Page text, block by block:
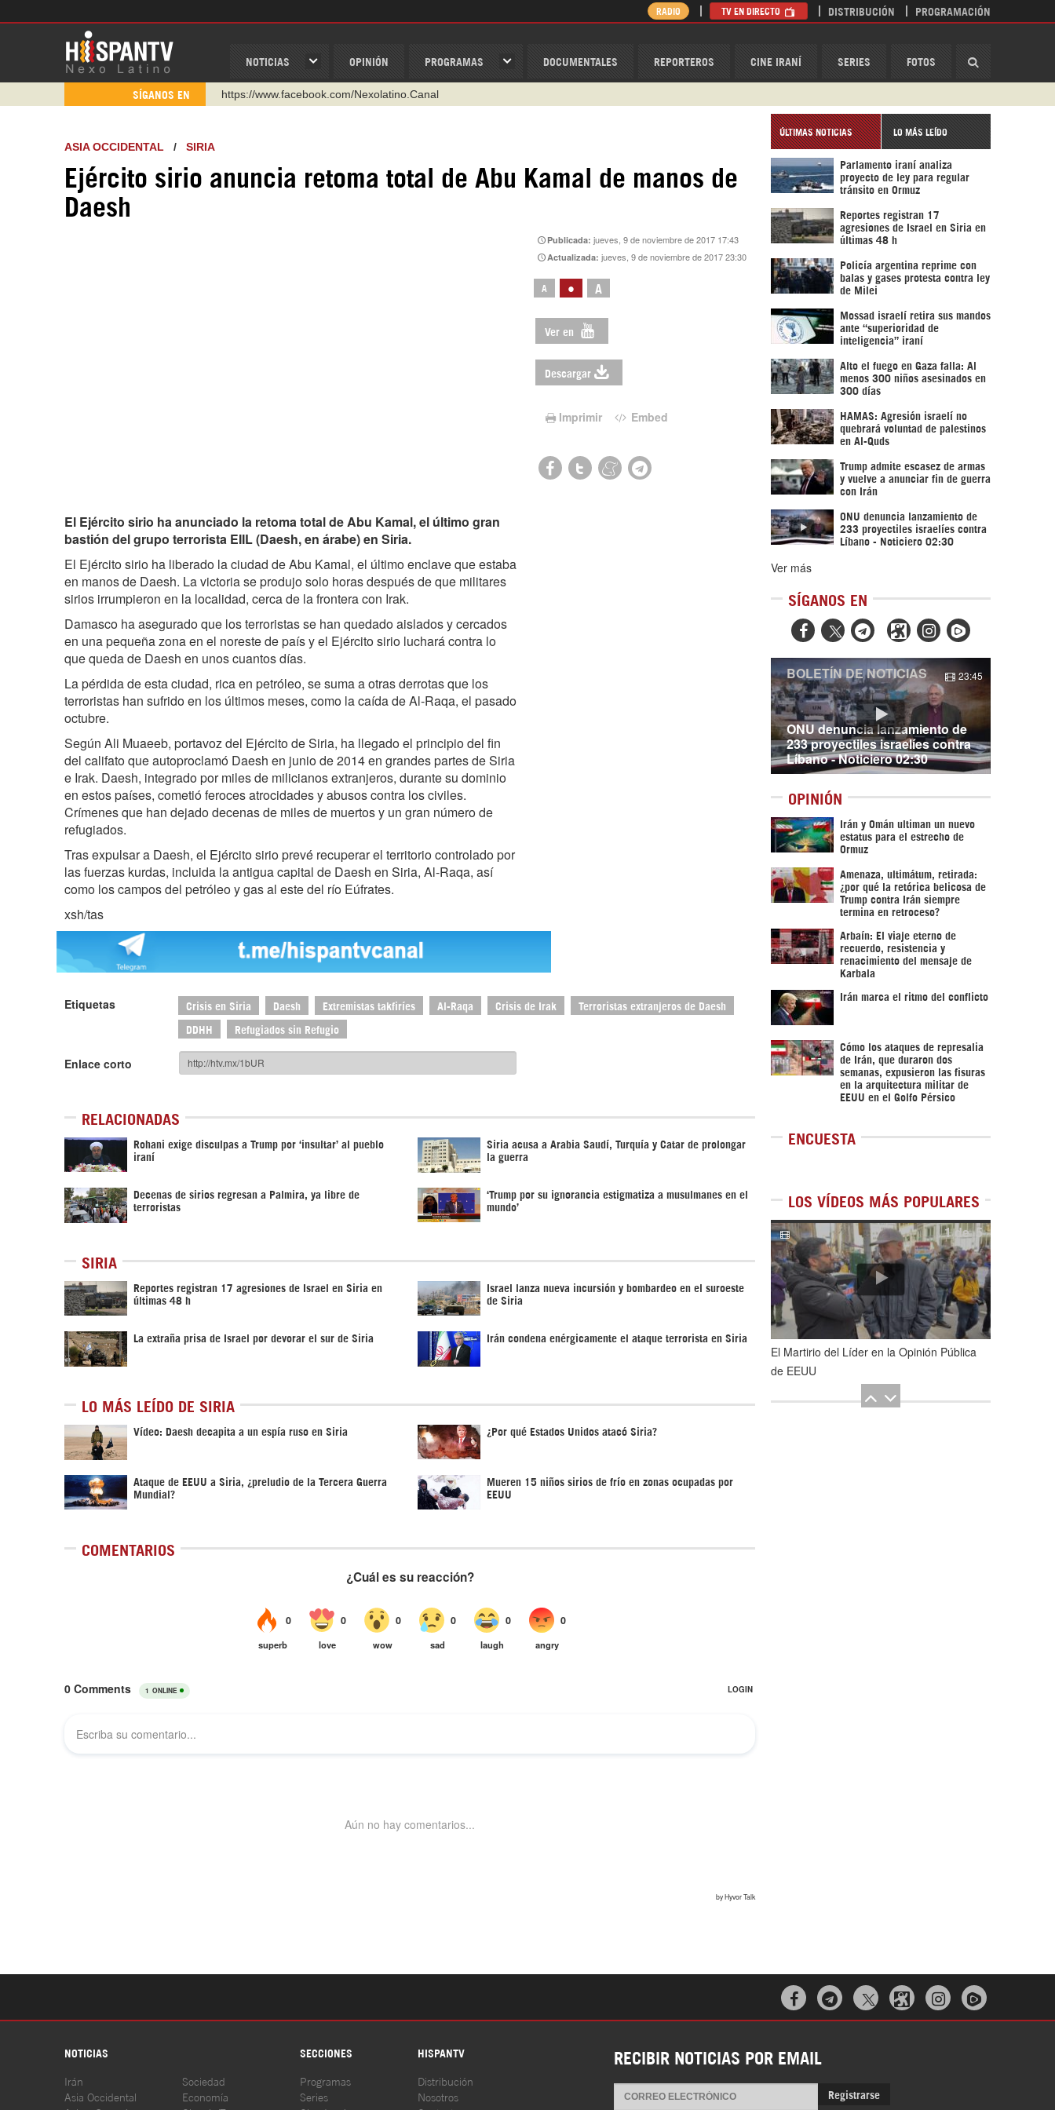
NOTICIAS OPINIÓN PROGRAMAS DOCUMENTALES REPORTEROS CINE IRANÍ SERIES FOTOS
RADIO TV EN DIRECTO DISTRIBUCIÓN PROGRAMACIÓN
SÍGANOS EN
https://www.facebook.com/Nexolatino.Canal
https://t.me/hispantvcanal
https://urmedium.com/c/hispantv
ASIA OCCIDENTAL / SIRIA
Ejército sirio anuncia retoma total de Abu Kamal de manos de
Daesh
Publicada:jueves, 9 de noviembre de 2017 17:43
Actualizada:jueves, 9 de noviembre de 2017 23:30
A • A
Ver en
Descargar
Imprimir Embed
El Ejército sirio ha anunciado la retoma total de Abu Kamal, el último gran
bastión del grupo terrorista EIIL (Daesh, en árabe) en Siria.
El Ejército sirio ha liberado la ciudad de Abu Kamal, el último enclave que estaba
en manos de Daesh. La victoria se produjo solo horas después de que militares
sirios irrumpieron en la localidad, cerca de la frontera con Irak.
Damasco ha asegurado que los terroristas se han quedado aislados y cercados
en una pequeña zona en el noreste de país y el Ejército sirio luchará contra lo
que queda de Daesh en unos cuantos días.
La pérdida de esta ciudad, rica en petróleo, se suma a otras derrotas que los
terroristas han sufrido en los últimos meses, como la caída de Al-Raqa, el pasado
octubre.
Según Ali Muaeeb, portavoz del Ejército de Siria, ha llegado el principio del fin
del califato que autoproclamó Daesh en junio de 2014 en grandes partes de Siria
e Irak. Daesh, integrado por miles de milicianos extranjeros, durante su dominio
en estos países, cometió feroces atrocidades y abusos contra los civiles.
Crímenes que han dejado decenas de miles de muertos y un gran número de
refugiados.
Tras expulsar a Daesh, el Ejército sirio prevé recuperar el territorio controlado por
las fuerzas kurdas, incluida la antigua capital de Daesh en Siria, Al-Raqa, así
como los campos del petróleo y gas al este del río Eúfrates.
xsh/tas
Etiquetas Crisis en Siria Daesh Extremistas takfiríes Al-Raqa Crisis de Irak Terroristas extranjeros de Daesh
DDHH Refugiados sin Refugio
Enlace corto
RELACIONADAS
Rohani exige disculpas a Trump por ‘insultar’ al pueblo
iraní
Siria acusa a Arabia Saudí, Turquía y Catar de prolongar
la guerra
Decenas de sirios regresan a Palmira, ya libre de
terroristas
‘Trump por su ignorancia estigmatiza a musulmanes en el
mundo’
SIRIA
Reportes registran 17 agresiones de Israel en Siria en
últimas 48 h
Israel lanza nueva incursión y bombardeo en el suroeste
de Siria
La extraña prisa de Israel por devorar el sur de Siria Irán condena enérgicamente el ataque terrorista en Siria
LO MÁS LEÍDO DE SIRIA
Vídeo: Daesh decapita a un espía ruso en Siria ¿Por qué Estados Unidos atacó Siria?
Ataque de EEUU a Siria, ¿preludio de la Tercera Guerra
Mundial?
Mueren 15 niños sirios de frío en zonas ocupadas por
EEUU
COMENTARIOS
ÚLTIMAS NOTICIAS LO MÁS LEÍDO
Parlamento iraní analiza
proyecto de ley para regular
tránsito en Ormuz
Reportes registran 17
agresiones de Israel en Siria en
últimas 48 h
Policía argentina reprime con
balas y gases protesta contra ley
de Milei
Mossad israelí retira sus mandos
ante “superioridad de
inteligencia” iraní
Alto el fuego en Gaza falla: Al
menos 300 niños asesinados en
300 días
HAMAS: Agresión israelí no
quebrará voluntad de palestinos
en Al-Quds
Trump admite escasez de armas
y vuelve a anunciar fin de guerra
con Irán
ONU denuncia lanzamiento de
233 proyectiles israelíes contra
Líbano - Noticiero 02:30
Ver más
SÍGANOS EN
  
ONU denuncia lanzamiento de
233 proyectiles israelíes contra
Líbano - Noticiero 02:30
BOLETÍN DE NOTICIAS 23:45
OPINIÓN
Irán y Omán ultiman un nuevo
estatus para el estrecho de
Ormuz
Amenaza, ultimátum, retirada:
¿por qué la retórica belicosa de
Trump contra Irán siempre
termina en retroceso?
Arbaín: El viaje eterno de
recuerdo, resistencia y
renacimiento del mensaje de
Karbala
Irán marca el ritmo del conflicto
Cómo los ataques de represalia
de Irán, que duraron dos
semanas, expusieron las fisuras
en la arquitectura militar de
EEUU en el Golfo Pérsico
ENCUESTA
LOS VÍDEOS MÁS POPULARES
1de5
El Martirio del Líder en la Opinión Pública
de EEUU
¿Cómo será el Golfo Pérsico sin EEUU?
  
NOTICIAS SECCIONES HISPANTV
Irán
Asia Occidental
Sociedad
Economía
Programas
Series
Distribución
Nosotros
RECIBIR NOTICIAS POR EMAIL
Registrarse